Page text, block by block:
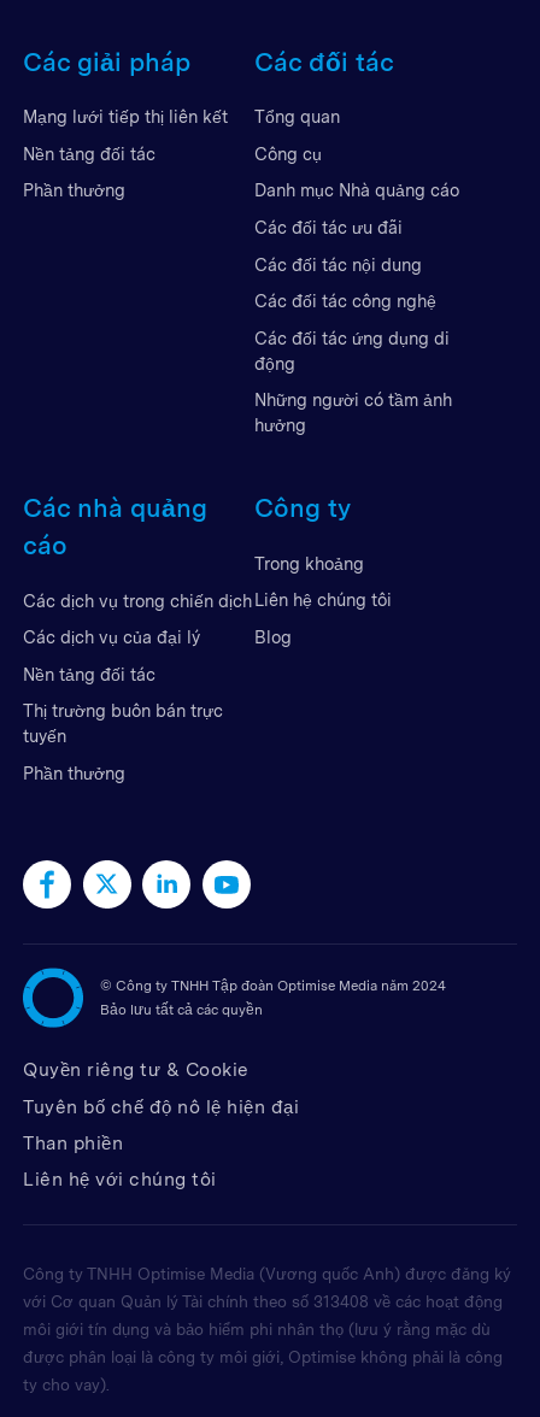
Các giải pháp
Mạng lưới tiếp thị liên kết
Nền tảng đối tác
Phần thưởng
Các đối tác
Tổng quan
Công cụ
Danh mục Nhà quảng cáo
Các đối tác ưu đãi
Các đối tác nội dung
Các đối tác công nghệ
Các đối tác ứng dụng di
động
Những người có tầm ảnh
hưởng
Các nhà quảng
cáo
Các dịch vụ trong chiến dịch
Các dịch vụ của đại lý
Nền tảng đối tác
Thị trường buôn bán trực
tuyến
Phần thưởng
Công ty
Trong khoảng
Liên hệ chúng tôi
Blog
© Công ty TNHH Tập đoàn Optimise Media năm 2024
Bảo lưu tất cả các quyền
Quyền riêng tư & Cookie
Tuyên bố chế độ nô lệ hiện đại
Than phiền
Liên hệ với chúng tôi
Công ty TNHH Optimise Media (Vương quốc Anh) được đăng ký
với Cơ quan Quản lý Tài chính theo số 313408 về các hoạt động
môi giới tín dụng và bảo hiểm phi nhân thọ (lưu ý rằng mặc dù
được phân loại là công ty môi giới, Optimise không phải là công
ty cho vay).